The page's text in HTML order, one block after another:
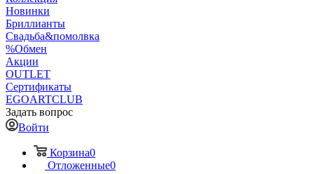
Новинки
Бриллианты
Свадьба&помолвка
%Обмен
Акции
OUTLET
Сертификаты
EGOARTCLUB
Задать вопрос
Войти
Корзина0
Отложенные0